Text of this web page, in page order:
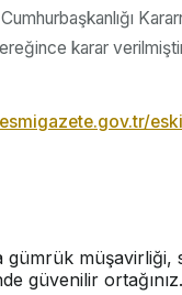
karar
gümrük müşavirliği,
güvenilir ortağınız.